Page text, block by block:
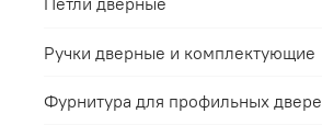
Ручки дверные и комплектующие
Фурнитура для профильных